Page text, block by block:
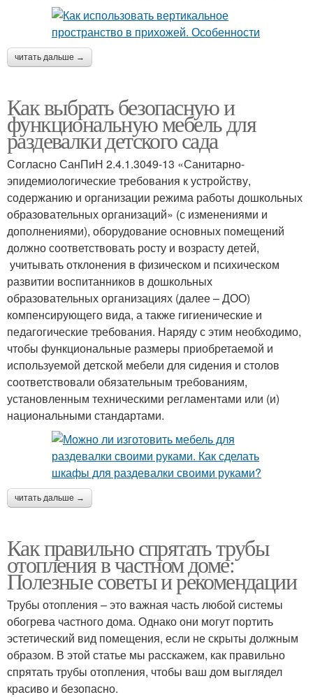
читать дальше →
Как выбрать безопасную и
функциональную мебель для
раздевалки детского сада
Согласно СанПиН 2.4.1.3049-13 «Санитарно-
эпидемиологические требования к устройству,
содержанию и организации режима работы дошкольных
образовательных организаций» (с изменениями и
дополнениями), оборудование основных помещений
должно соответствовать росту и возрасту детей,
учитывать отклонения в физическом и психическом
развитии воспитанников в дошкольных
образовательных организациях (далее – ДОО)
компенсирующего вида, а также гигиенические и
педагогические требования. Наряду с этим необходимо,
чтобы функциональные размеры приобретаемой и
используемой детской мебели для сидения и столов
соответствовали обязательным требованиям,
установленным техническими регламентами или (и)
национальными стандартами.
читать дальше →
Как правильно спрятать трубы
отопления в частном доме:
Полезные советы и рекомендации
Трубы отопления – это важная часть любой системы
обогрева частного дома. Однако они могут портить
эстетический вид помещения, если не скрыты должным
образом. В этой статье мы расскажем, как правильно
спрятать трубы отопления, чтобы ваш дом выглядел
красиво и безопасно.